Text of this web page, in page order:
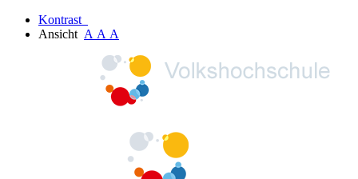
Kontrast
Ansicht A A A